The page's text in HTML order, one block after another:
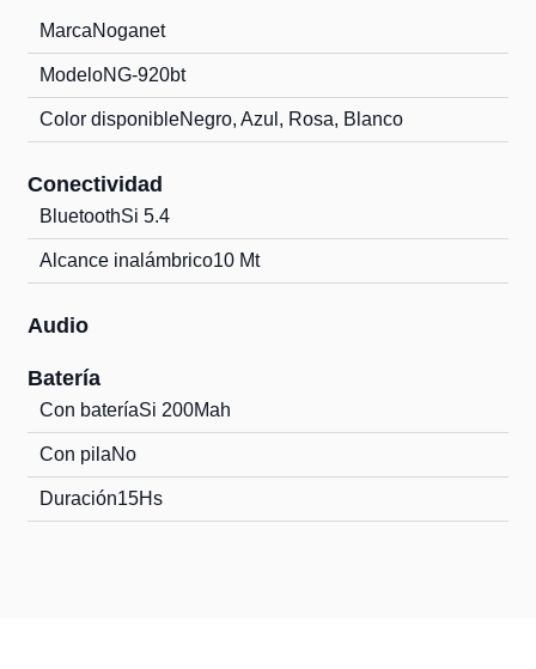
MarcaNoganet
ModeloNG-920bt
Color disponibleNegro, Azul, Rosa, Blanco
Conectividad
BluetoothSi 5.4
Alcance inalámbrico10 Mt
Audio
Batería
Con bateríaSi 200Mah
Con pilaNo
Duración15Hs